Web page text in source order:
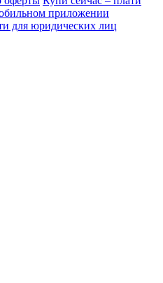
приложении
для юридических лиц